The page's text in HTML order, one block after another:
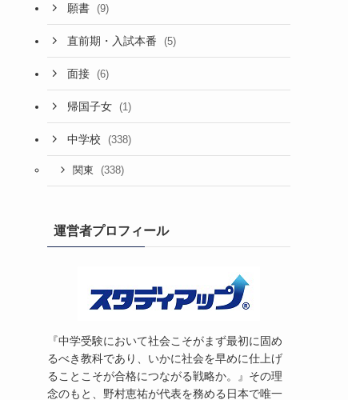
願書 (9)
直前期・入試本番 (5)
面接 (6)
帰国子女 (1)
中学校 (338)
関東 (338)
運営者プロフィール
『中学受験において社会こそがまず最初に固め
るべき教科であり、いかに社会を早めに仕上げ
ることこそが合格につながる戦略か。』その理
念のもと、野村恵祐が代表を務める日本で唯一